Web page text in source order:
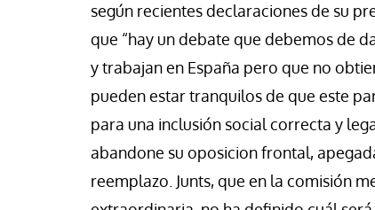
según recientes declaraciones de su
que “hay un debate que debemos de
y trabajan en España pero que no
pueden estar tranquilos de que este
para una inclusión social correcta y
abandone su oposicion frontal,
reemplazo. Junts, que en la comisión